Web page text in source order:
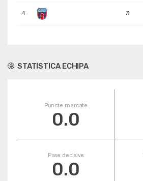
4. 3
STATISTICA ECHIPA
Puncte marcate
0.0
Pase decisive
0.0